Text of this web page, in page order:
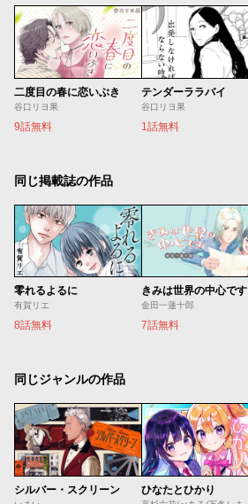
二度目の春に恋いぶき
谷口リヨ果
9話無料
テンダーララバイ
谷口リヨ果
1話無料
同じ掲載誌の作品
零れるよるに
有賀リエ
8話無料
きみは世界の中心です
金田一蓮十郎
7話無料
同じジャンルの作品
シルバー・スクリーン ひなたとひかり